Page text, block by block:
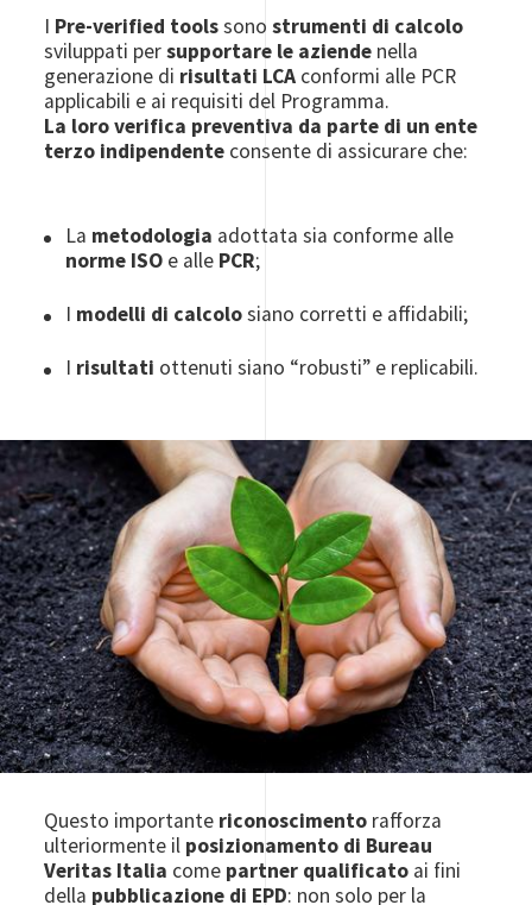
I Pre-verified toolssono strumenti di calcolo
sviluppati persupportare le aziende nella
generazione di risultati LCA conformi alle PCR
applicabili e ai requisiti del Programma.
La loro verifica preventiva da parte di un ente
terzo indipendente consente di assicurare che:
La metodologia adottata sia conforme alle
norme ISO e alle PCR;
I modelli di calcolosiano corretti e affidabili;
I risultati ottenuti siano “robusti” e replicabili.
Image
Questo importante riconoscimento rafforza
ulteriormente il posizionamento di Bureau
Veritas Italia come partner qualificato ai fini
della pubblicazione di EPD: non solo per la